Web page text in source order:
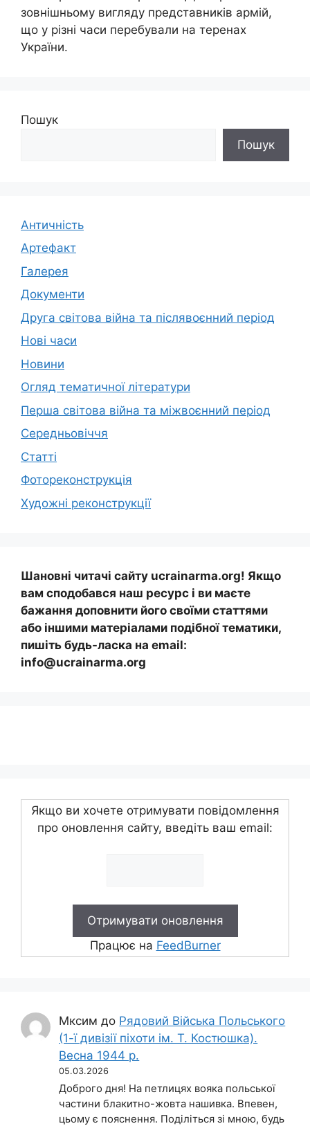
зовнішньому вигляду представників армій,
що у різні часи перебували на теренах
України.
Пошук
Пошук
Античність
Артефакт
Галерея
Документи
Друга світова війна та післявоєнний період
Нові часи
Новини
Огляд тематичної літератури
Перша світова війна та міжвоєнний період
Середньовіччя
Статті
Фотореконструкція
Художні реконструкції
Шановні читачі сайту ucrainarma.org! Якщо
вам сподобався наш ресурс і ви маєте
бажання доповнити його своїми статтями
або іншими матеріалами подібної тематики,
пишіть будь-ласка на email:
info@ucrainarma.org
Якщо ви хочете отримувати повідомлення
про оновлення сайту, введіть ваш email:
Працює на FeedBurner
Мксим до Рядовий Війська Польського
(1-ї дивізії піхоти ім. Т. Костюшка).
Весна 1944 р.
05.03.2026
Доброго дня! На петлицях вояка польської
частини блакитно-жовта нашивка. Впевен,
цьому є пояснення. Поділіться зі мною, будь